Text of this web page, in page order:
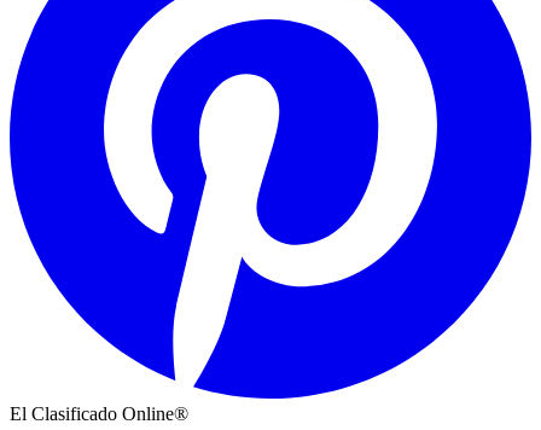
El Clasificado Online®